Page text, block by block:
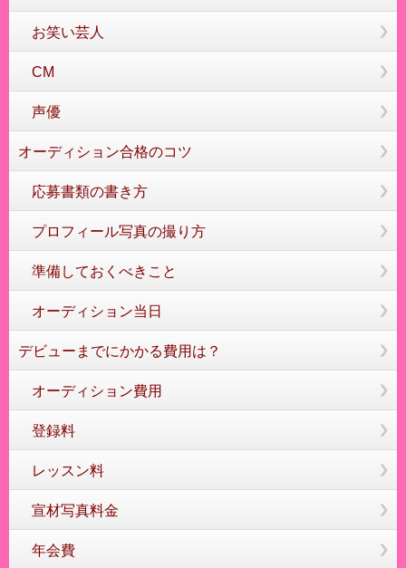
お笑い芸人
CM
声優
オーディション合格のコツ
応募書類の書き方
プロフィール写真の撮り方
準備しておくべきこと
オーディション当日
デビューまでにかかる費用は？
オーディション費用
登録料
レッスン料
宣材写真料金
年会費